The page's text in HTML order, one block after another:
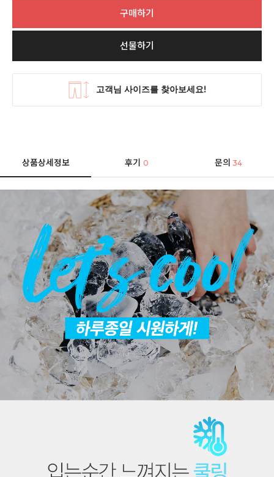
구매하기
선물하기
상품상세정보 후기0 문의 34